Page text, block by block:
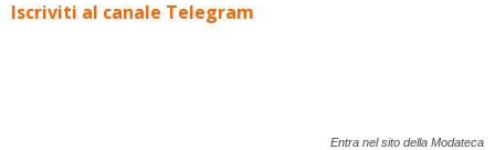
Iscriviti al canale Telegram
Entra nel sito della Modateca